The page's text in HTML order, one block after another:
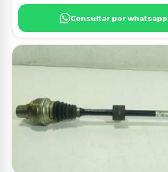
Consultar por whatsapp